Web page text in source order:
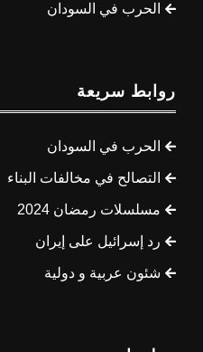
الحرب في السودان
روابط سريعة
الحرب في السودان
التصالح في مخالفات البناء
مسلسلات رمضان 2024
رد إسرائيل على إيران
شئون عربية و دولية